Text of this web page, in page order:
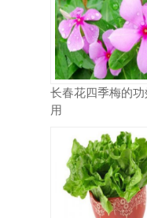
长春花四季梅的
用